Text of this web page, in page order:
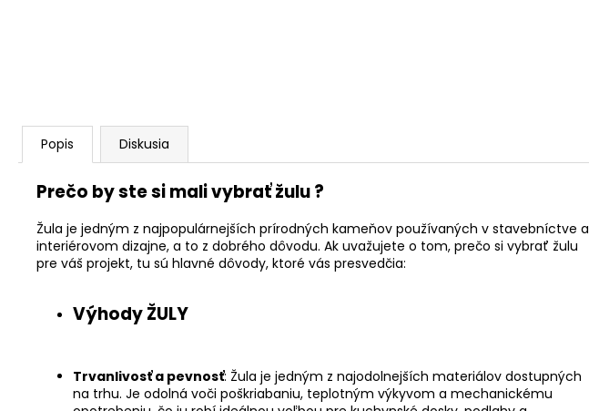
Popis Diskusia
Prečo by ste si mali vybrať žulu ?
Žula je jedným z najpopulárnejších prírodných kameňov používaných v stavebníctve a
interiérovom dizajne, a to z dobrého dôvodu. Ak uvažujete o tom, prečo si vybrať žulu
pre váš projekt, tu sú hlavné dôvody, ktoré vás presvedčia:
Výhody ŽULY
Trvanlivosť a pevnosť: Žula je jedným z najodolnejších materiálov dostupných
na trhu. Je odolná voči poškriabaniu, teplotným výkyvom a mechanickému